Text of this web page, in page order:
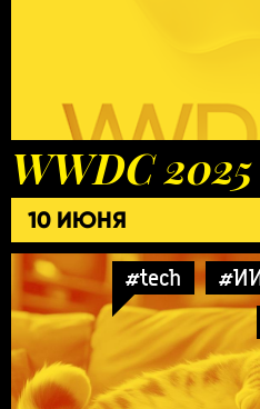
WWDC 2025
10 ИЮНЯ
#tech